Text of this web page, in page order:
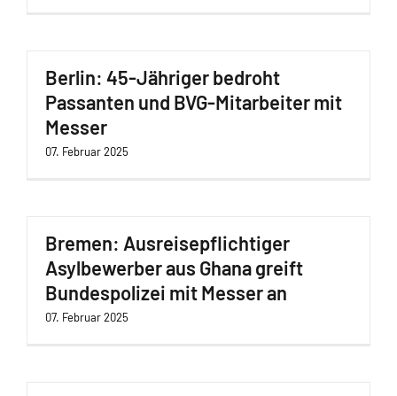
Berlin: 45-Jähriger bedroht
Passanten und BVG-Mitarbeiter mit
Messer
07. Februar 2025
Bremen: Ausreisepflichtiger
Asylbewerber aus Ghana greift
Bundespolizei mit Messer an
07. Februar 2025